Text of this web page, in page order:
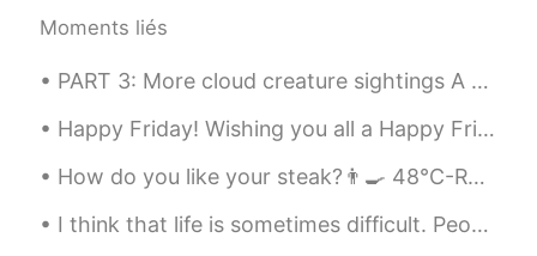
noname
KR EN
KR JP
글을 보면 그 사람의 인품을 알 수 있죠 :)
Moments liés
PART 3: More cloud creature sightings A snake, fish, and gator. Old pictures: A shark and dog/d...
Happy Friday! Wishing you all a Happy Friday! Forget about all the bad things that happened durin...
How do you like your steak?👨‍🍳 48°C-Rare 63°C-Medium 71°C-Well Done Dry Rub -salt, pepper, rose...
I think that life is sometimes difficult. People encounter many challenges. Family members get si...